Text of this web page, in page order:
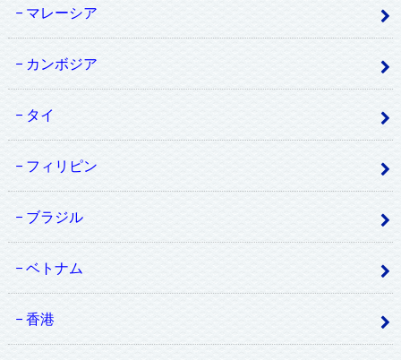
マレーシア
カンボジア
タイ
フィリピン
ブラジル
ベトナム
香港